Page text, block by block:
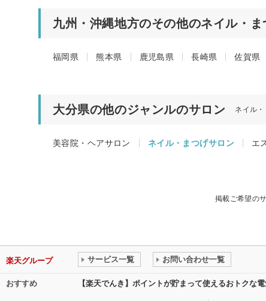
九州・沖縄地方のその他のネイル・ま
福岡県 熊本県 鹿児島県 長崎県 佐賀県
大分県の他のジャンルのサロン ネイル
美容院・ヘアサロン ネイル・まつげサロン エ
掲載ご希望の
楽天グループ サービス一覧 お問い合わせ一覧
おすすめ 【楽天でんき】ポイントが貯まって使えるおトクな電